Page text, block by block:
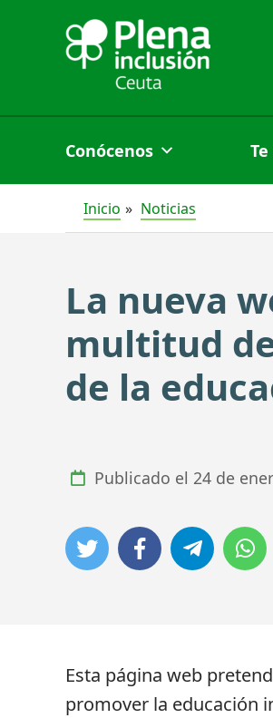
contenido
Conócenos
Inicio Noticias
La nueva
multitud
de la
Publicado el 24 de
Esta página web
promover la educación